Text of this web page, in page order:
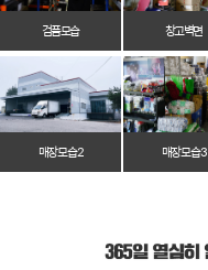
검품모습 창고벽면
매장 모습 2 매장 모습 3